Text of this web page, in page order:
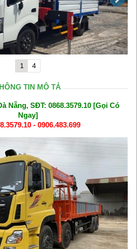
1 4
TIN MÔ TẢ
Nẵng, SĐT: 0868.3579.10 [Gọi Có
Ngay]
- 0906.483.699